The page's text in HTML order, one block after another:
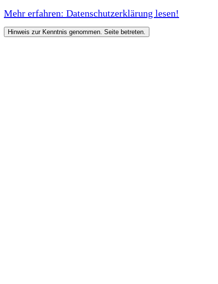
Mehr erfahren: Datenschutzerklärung lesen!
Hinweis zur Kenntnis genommen. Seite betreten.